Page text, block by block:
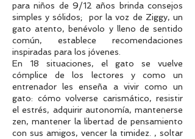
para niños de 9/12 años brinda consejos
simples y sólidos; por la voz de Ziggy, un
gato atento, benévolo y lleno de sentido
común, establece recomendaciones
inspiradas para los jóvenes.
En 18 situaciones, el gato se vuelve
cómplice de los lectores y como un
entrenador les enseña a vivir como un
gato: cómo volverse carismático, resistir
el estrés, adquirir autonomía, mantenerse
zen, mantener la libertad de pensamiento
con sus amigos, vencer la timidez. , soltar